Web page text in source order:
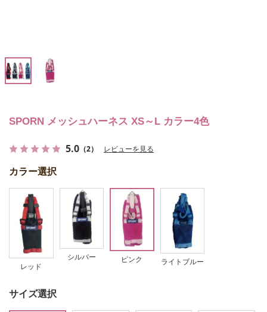
SPORN メッシュハーネス XS～L カラー4色
5.0 （2） レビューを見る
カラー選択
レッド
シルバー ピンク ライトブルー
サイズ選択